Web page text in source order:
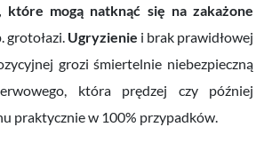
które mogą natknąć się na zakażone
grotołazi. Ugryzienie i brak prawidłowej
grozi śmiertelnie niebezpieczną
która prędzej czy później
praktycznie w 100% przypadków.